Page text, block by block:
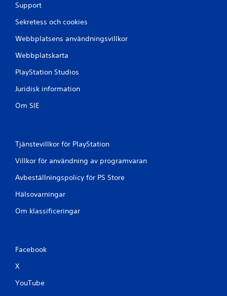
Support
Sekretess och cookies
Webbplatsens användningsvillkor
Webbplatskarta
PlayStation Studios
Juridisk information
Om SIE
Tjänstevillkor för PlayStation
Villkor för användning av programvaran
Avbeställningspolicy för PS Store
Hälsovarningar
Om klassificeringar
Facebook
X
YouTube